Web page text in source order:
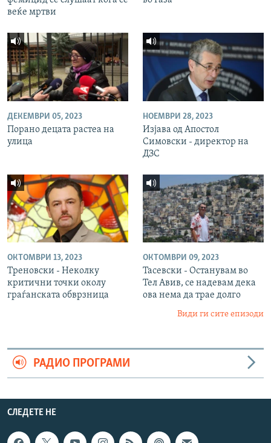
веќе мртви
ДЕКЕМВРИ 05, 2023
Порано децата растеа на
улица
НОЕМВРИ 28, 2023
Изјава од Апостол
Симовски - директор на
ДЗС
ОКТОМВРИ 13, 2023
Треновски - Неколку
критични точки околу
граѓанската обврзница
ОКТОМВРИ 09, 2023
Тасевски - Останувам во
Тел Авив, се надевам дека
ова нема да трае долго
Види ги сите епизоди
РАДИО ПРОГРАМИ
СЛЕДЕТЕ НЕ